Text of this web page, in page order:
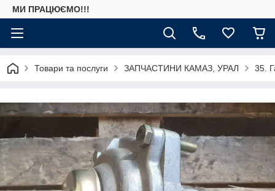
МИ ПРАЦЮЄМО!!!
Товари та послуги ЗАПЧАСТИНИ КАМАЗ, УРАЛ 35.